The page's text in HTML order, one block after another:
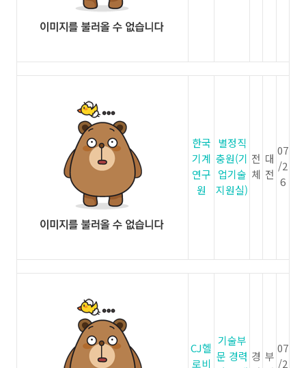
한국
기계
연구
원
별정직
충원(기
업기술
지원실)
전
체
대
전
07
/2
6
CJ헬
로비
기술부
문 경력 경 부
07
/2